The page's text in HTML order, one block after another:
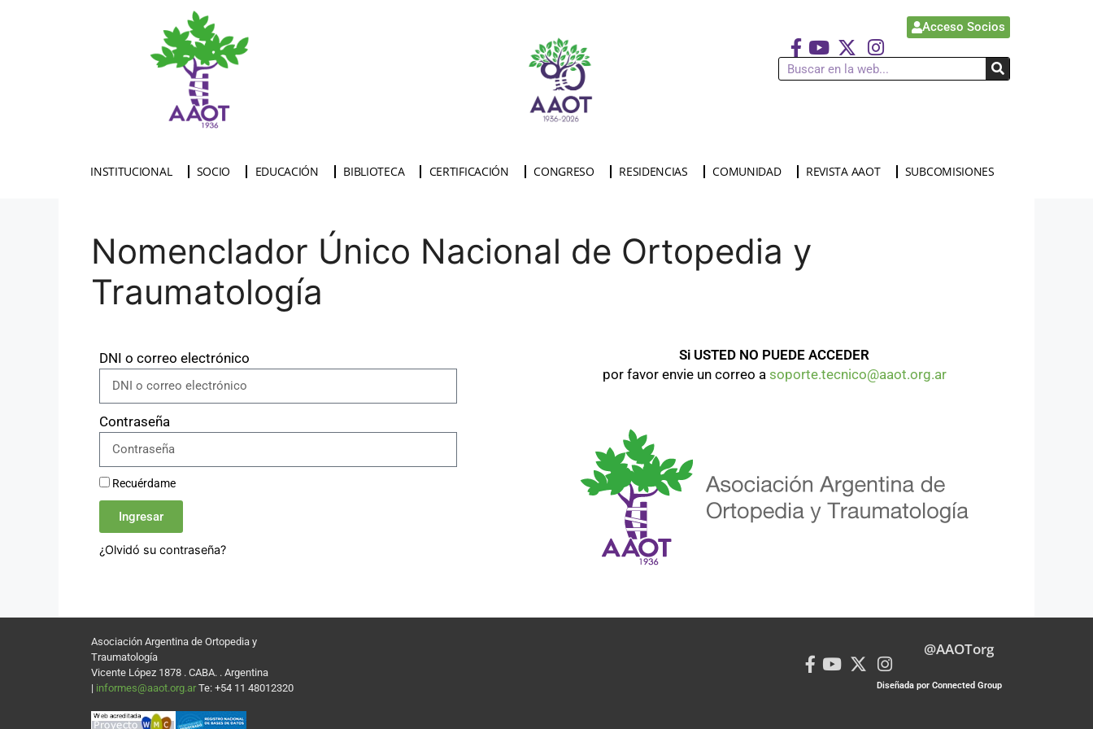
Acceso Socios
INSTITUCIONAL SOCIO EDUCACIÓN BIBLIOTECA CERTIFICACIÓN CONGRESO RESIDENCIAS COMUNIDAD REVISTA AAOT SUBCOMISIONES
Nomenclador Único Nacional de Ortopedia y
Traumatología
DNI o correo electrónico
Contraseña
Recuérdame
Ingresar
¿Olvidó su contraseña?
Si USTED NO PUEDE ACCEDER
por favor envie un correo a soporte.tecnico@aaot.org.ar
Asociación Argentina de Ortopedia y
Traumatología
Vicente López 1878 . CABA. . Argentina
| informes@aaot.org.ar Te: +54 11 48012320
@AAOTorg
Diseñada por Connected Group